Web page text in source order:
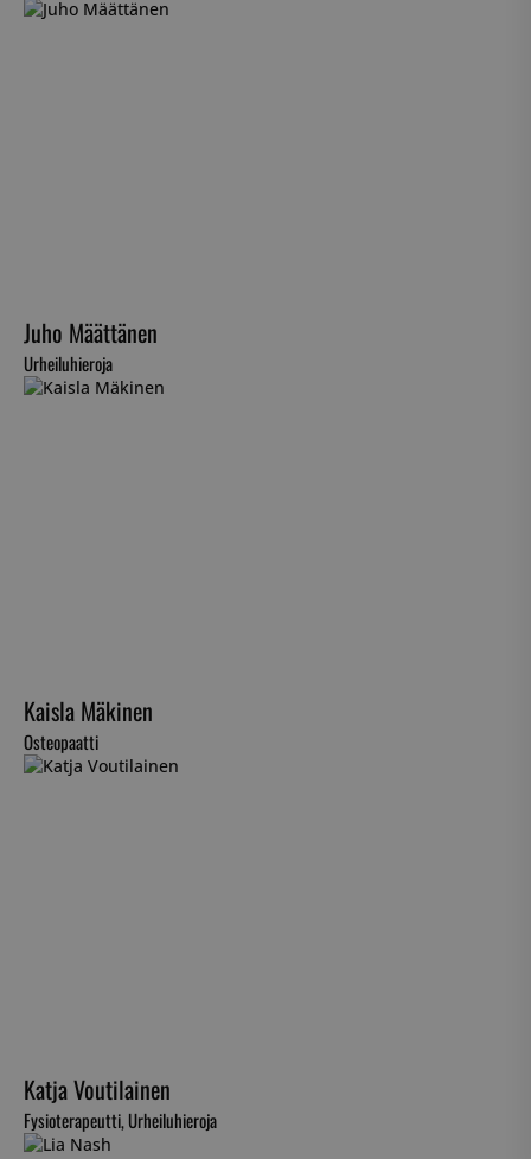
Juho Määttänen
Urheiluhieroja
Kaisla Mäkinen
Osteopaatti
Katja Voutilainen
Fysioterapeutti, Urheiluhieroja